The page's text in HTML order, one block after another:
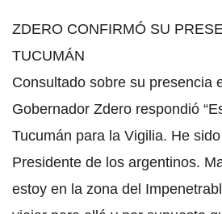
ZDERO CONFIRMÓ SU
TUCUMÁN
Consultado sobre su presencia
Gobernador Zdero respondió
Tucumán para la Vigilia. He
Presidente de los argentinos.
estoy en la zona del